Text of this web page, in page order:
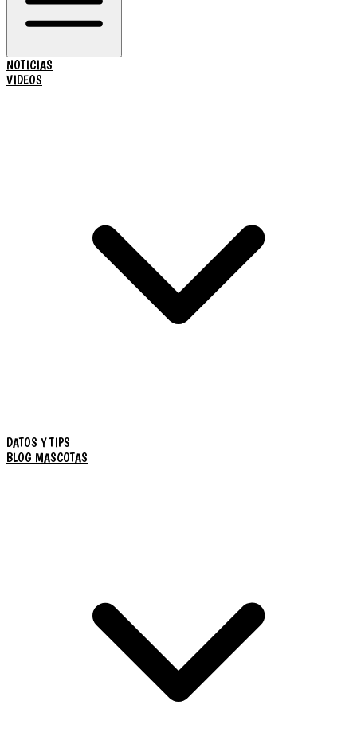
NOTICIAS
VIDEOS
DATOS Y TIPS
BLOG MASCOTAS